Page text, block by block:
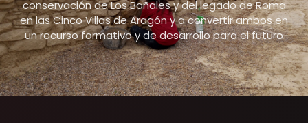
conservación de Los Bañales y del legado de Roma
en las Cinco Villas de Aragón y a convertir ambos en
un recurso formativo y de desarrollo para el futuro